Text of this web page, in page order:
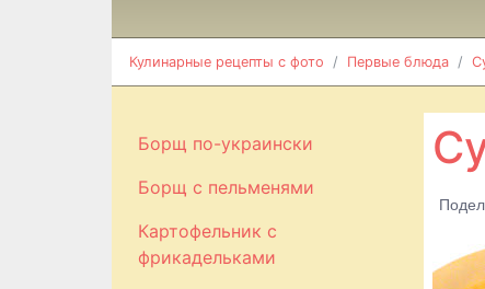
Кулинарные рецепты с фото Первые блюда
Борщ по-украински
Борщ с пельменями
Картофельник с
фрикадельками